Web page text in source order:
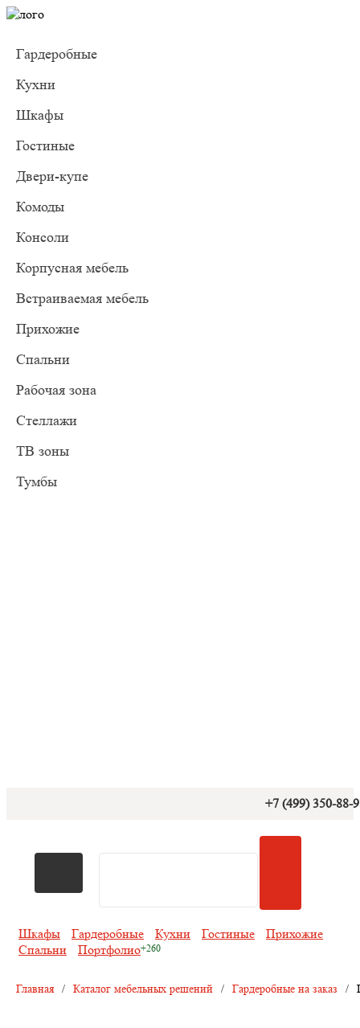
Гардеробные
Кухни
Шкафы
Гостиные
Двери-купе
Комоды
Консоли
Корпусная мебель
Встраиваемая мебель
Прихожие
Спальни
Рабочая зона
Стеллажи
ТВ зоны
Тумбы
+7 (499) 350-88-
Шкафы Гардеробные Кухни Гостиные
Прихожие
Спальни
Портфолио
Главная / Каталог мебельных решений / Гардеробные на заказ /